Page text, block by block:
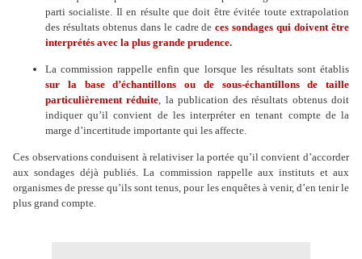
parti socialiste. Il en résulte que doit être évitée toute extrapolation
des résultats obtenus dans le cadre deces sondages qui doivent être
interprétés avec la plus grande prudence.
La commission rappelle enfin que lorsque les résultats sont établis
sur la base d’échantillons ou de sous-échantillons de taille
particulièrement réduite, la publication des résultats obtenus doit
indiquer qu’il convient de les interpréter en tenant compte de la
marge d’incertitude importante qui les affecte.
Ces observations conduisent à relativiser la portée qu’il convient d’accorder
aux sondages déjà publiés. La commission rappelle aux instituts et aux
organismes de presse qu’ils sont tenus, pour les enquêtes à venir, d’en tenir le
plus grand compte.